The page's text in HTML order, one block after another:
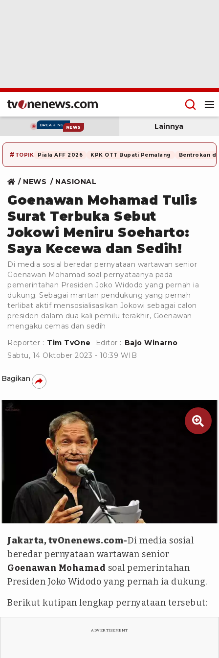
BREAKING NEWS Lainnya
# TOPIK Piala AFF 2026 KPK OTT Bupati Pemalang Bentrokan di
NEWS NASIONAL
Goenawan Mohamad Tulis
Surat Terbuka Sebut
Jokowi Meniru Soeharto:
Saya Kecewa dan Sedih!
Di media sosial beredar pernyataan wartawan senior
Goenawan Mohamad soal pernyataanya pada
pemerintahan Presiden Joko Widodo yang pernah ia
dukung. Sebagai mantan pendukung yang pernah
terlibat aktif mensosialisasikan Jokowi sebagai calon
presiden dalam dua kali pemilu terakhir, Goenawan
mengaku cemas dan sedih
Reporter : Tim TvOne Editor : Bajo Winarno
Sabtu, 14 Oktober 2023 - 10:39 WIB
Bagikan

Salihara
Jakarta, tvOnenews.com-Di media sosial
beredar pernyataan wartawan senior
Goenawan Mohamad soal pemerintahan
Presiden Joko Widodo yang pernah ia dukung.
Berikut kutipan lengkap pernyataan tersebut:
ADVERTISEMENT